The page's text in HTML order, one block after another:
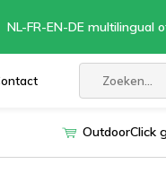
NL-FR-EN-DE multilingual
OutdoorClick